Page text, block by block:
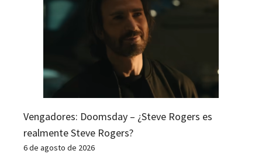
Vengadores: Doomsday – ¿Steve Rogers es
realmente Steve Rogers?
6 de agosto de 2026